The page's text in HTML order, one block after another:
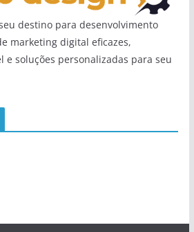
destino para desenvolvimento
marketing digital eficazes,
e soluções personalizadas para seu